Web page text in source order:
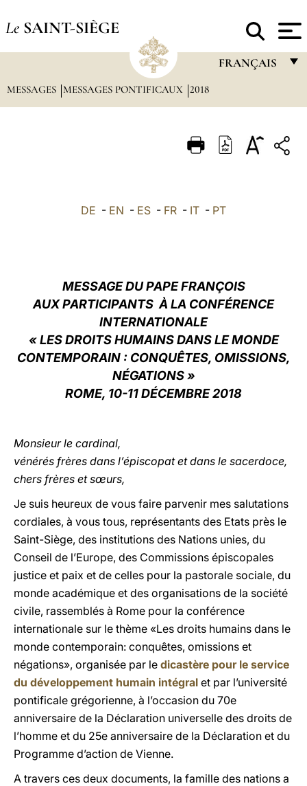
Le SAINT-SIÈGE
FRANÇAIS
ITALIANO
中文
MESSAGES MESSAGES PONTIFICAUX 2018
DE - EN - ES - FR - IT - PT
MESSAGE DU PAPE FRANÇOIS
AUX PARTICIPANTS À LA CONFÉRENCE
INTERNATIONALE
« LES DROITS HUMAINS DANS LE MONDE
CONTEMPORAIN : CONQUÊTES, OMISSIONS,
NÉGATIONS »
ROME, 10-11 DÉCEMBRE 2018
Monsieur le cardinal,
vénérés frères dans l’épiscopat et dans le sacerdoce,
chers frères et sœurs,
Je suis heureux de vous faire parvenir mes salutations
cordiales, à vous tous, représentants des Etats près le
Saint-Siège, des institutions des Nations unies, du
Conseil de l’Europe, des Commissions épiscopales
justice et paix et de celles pour la pastorale sociale, du
monde académique et des organisations de la société
civile, rassemblés à Rome pour la conférence
internationale sur le thème «Les droits humains dans le
monde contemporain: conquêtes, omissions et
négations», organisée par le dicastère pour le service
du développement humain intégral et par l’université
pontificale grégorienne, à l’occasion du 70e
anniversaire de la Déclaration universelle des droits de
l’homme et du 25e anniversaire de la Déclaration et du
Programme d’action de Vienne.
A travers ces deux documents, la famille des nations a